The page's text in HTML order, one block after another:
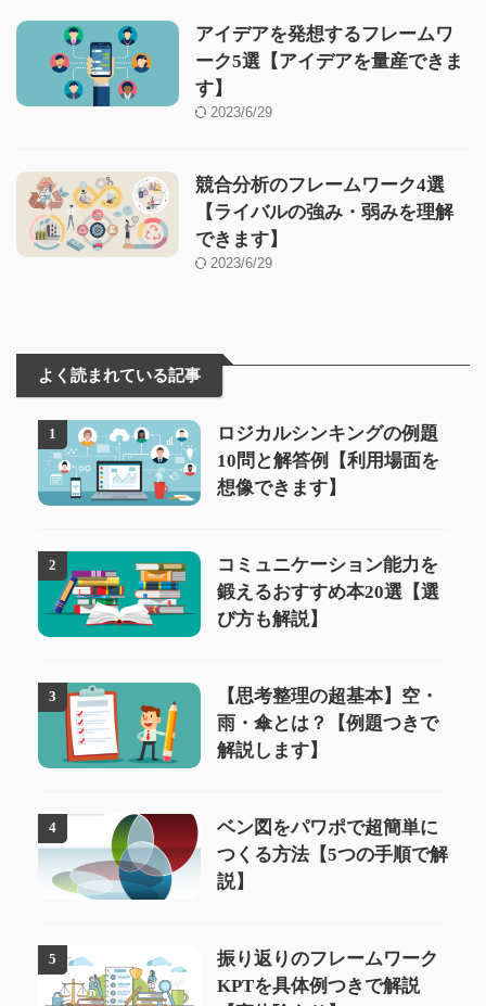
アイデアを発想するフレームワ
ーク5選【アイデアを量産できま
す】
2023/6/29
競合分析のフレームワーク4選
【ライバルの強み・弱みを理解
できます】
2023/6/29
よく読まれている記事
1
ロジカルシンキングの例題
10問と解答例【利用場面を
想像できます】
2
コミュニケーション能力を
鍛えるおすすめ本20選【選
び方も解説】
3
【思考整理の超基本】空・
雨・傘とは？【例題つきで
解説します】
4
ベン図をパワポで超簡単に
つくる方法【5つの手順で解
説】
5
振り返りのフレームワーク
KPTを具体例つきで解説